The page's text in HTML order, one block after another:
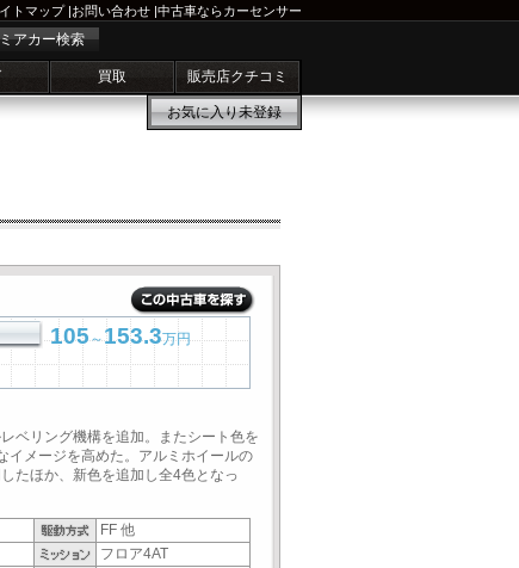
トマップ|お問い合わせ |中古車ならカーセンサー
アカー検索
買取 販売店クチコミ
お気に入り未登録
105～153.3万円
ベリング機構を追加。またシート色を
イメージを高めた。アルミホイールの
たほか、新色を追加し全4色となっ
FF 他
フロア4AT